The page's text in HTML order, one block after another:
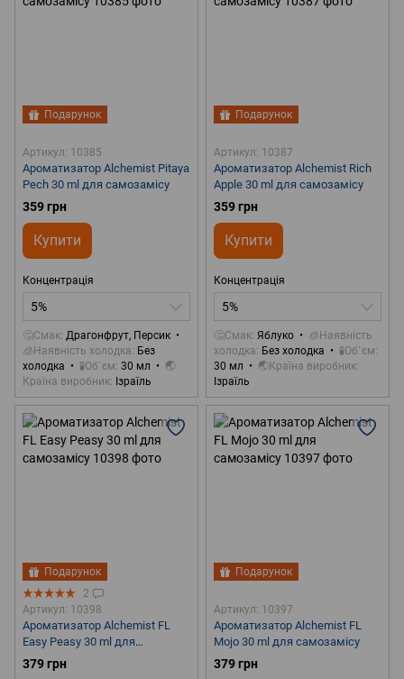
Подарунок
Артикул: 10385
Ароматизатор Alchemist Pitaya
Pech 30 ml для самозамісу
359 грн
Купити
Концентрація
5%
🤔Смак Драгонфрут, Персик
🧊Наявність холодка
Без
холодка
🧪Об`єм 30 мл
🌏
Країна виробник
Ізраїль
Подарунок
Артикул: 10387
Ароматизатор Alchemist Rich
Apple 30 ml для самозамісу
359 грн
Купити
Концентрація
5%
🤔Смак Яблуко
🧊Наявність
холодка
Без холодка
🧪Об`єм
30 мл
🌏Країна виробник
Ізраїль
Подарунок
2
Артикул: 10398
Ароматизатор Alchemist FL
Easy Peasy 30 ml для
самозамісу
379 грн
Подарунок
Артикул: 10397
Ароматизатор Alchemist FL
Mojo 30 ml для самозамісу
379 грн